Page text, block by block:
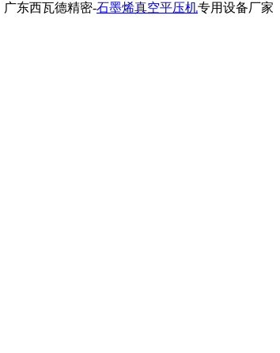
广东西瓦德精密-石墨烯真空平压机专用设备厂家